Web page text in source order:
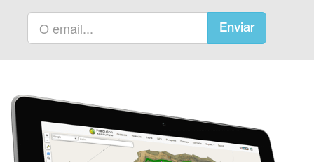
Enviar